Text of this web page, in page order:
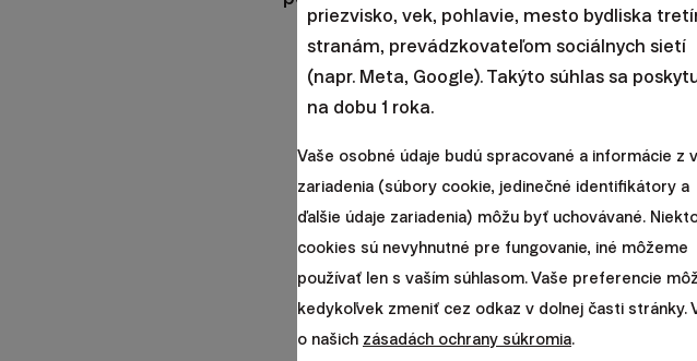
priezvisko, vek, pohlavie, mesto bydliska
stranám, prevádzkovateľom sociálnych sietí
(napr. Meta, Google). Takýto súhlas sa
na dobu 1 roka.
Vaše osobné údaje budú spracované a informácie z
zariadenia (súbory cookie, jedinečné identifikátory a
ďalšie údaje zariadenia) môžu byť uchovávané.
cookies sú nevyhnutné pre fungovanie, iné môžeme
používať len s vaším súhlasom. Vaše preferencie
kedykoľvek zmeniť cez odkaz v dolnej časti stránky.
o našich zásadách ochrany súkromia.